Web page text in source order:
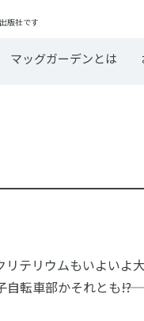
版社です
マッグガーデンとは
テリウムもいよいよ
転車部かそれとも――!?